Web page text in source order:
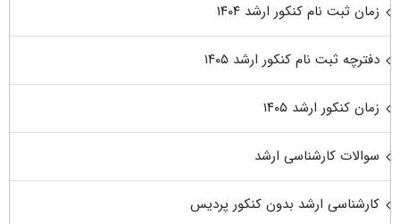
زمان ثبت نام کنکور ارشد ۱۴۰۴
دفترچه ثبت نام کنکور ارشد ۱۴۰۵
زمان کنکور ارشد ۱۴۰۵
سوالات کارشناسی ارشد
کارشناسی ارشد بدون کنکور پردیس